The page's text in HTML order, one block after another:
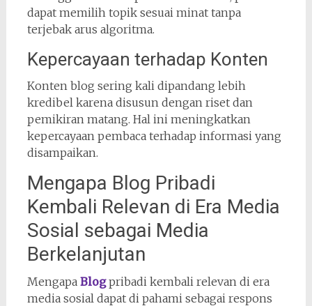
dapat memilih topik sesuai minat tanpa
terjebak arus algoritma.
Kepercayaan terhadap Konten
Konten blog sering kali dipandang lebih
kredibel karena disusun dengan riset dan
pemikiran matang. Hal ini meningkatkan
kepercayaan pembaca terhadap informasi yang
disampaikan.
Mengapa Blog Pribadi
Kembali Relevan di Era Media
Sosial sebagai Media
Berkelanjutan
Mengapa Blogpribadi kembali relevan di era
media sosial dapat di pahami sebagai respons